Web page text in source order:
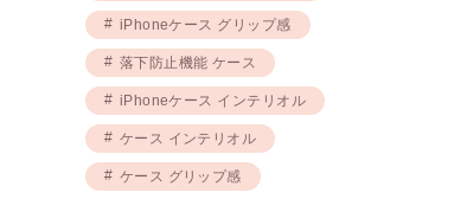
iPhoneケース グリップ感
落下防止機能 ケース
iPhoneケース インテリオル
ケース インテリオル
ケース グリップ感